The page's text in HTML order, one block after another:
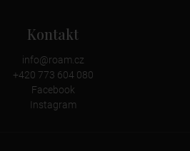
Kontakt
info@roam.cz
+420 773 604 080
Facebook
Instagram